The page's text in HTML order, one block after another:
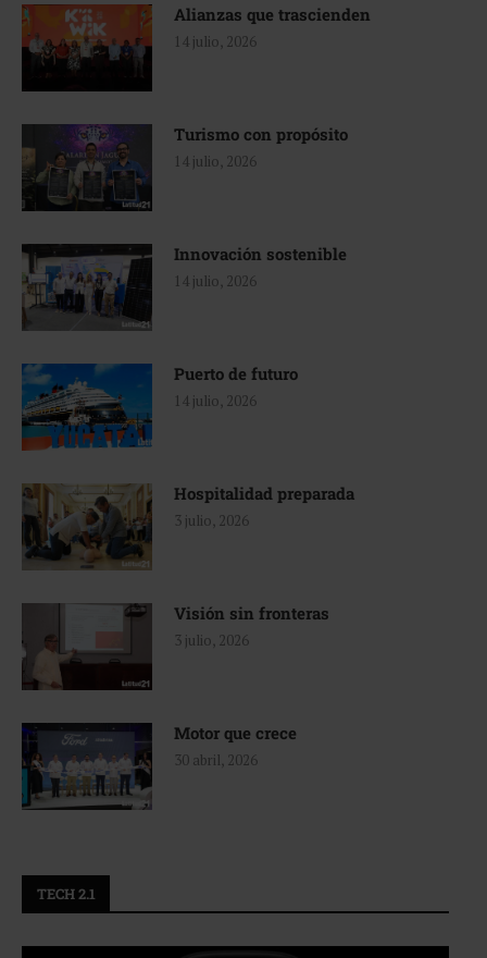
Alianzas que trascienden
14 julio, 2026
Turismo con propósito
14 julio, 2026
Innovación sostenible
14 julio, 2026
Puerto de futuro
14 julio, 2026
Hospitalidad preparada
3 julio, 2026
Visión sin fronteras
3 julio, 2026
Motor que crece
30 abril, 2026
TECH 2.1